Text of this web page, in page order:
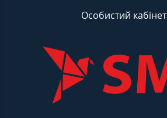
Особистий кабінет